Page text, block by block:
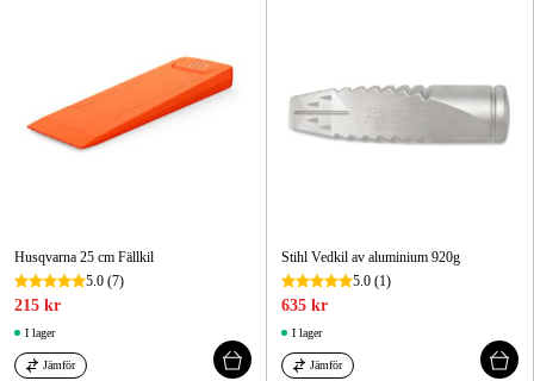
Husqvarna 25 cm Fällkil
5.0 (7)
215 kr
I lager
Jämför
Stihl Vedkil av aluminium 920g
5.0 (1)
635 kr
I lager
Jämför